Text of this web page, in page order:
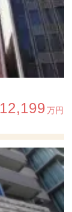
12,199万円